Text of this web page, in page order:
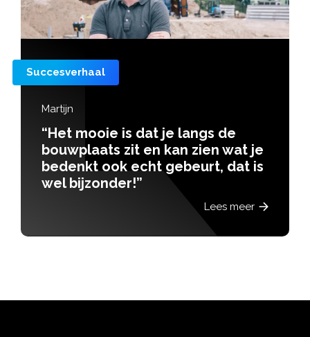
“Het is leuk dat er van jouw
tekening een echte
wordt gemaakt”